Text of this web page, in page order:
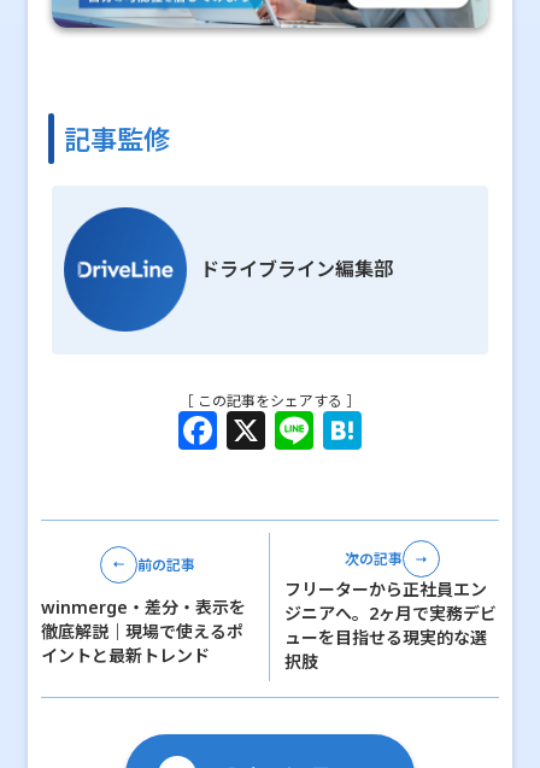
記事監修
ドライブライン編集部
［ この記事をシェアする ］
F
c
o
k
X Li
e e
n
a
前の記事
winmerge・差分・表示を
徹底解説｜現場で使えるポ
イントと最新トレンド
次の記事
フリーターから正社員エン
ジニアへ。2ヶ月で実務デビ
ューを目指せる現実的な選
択肢